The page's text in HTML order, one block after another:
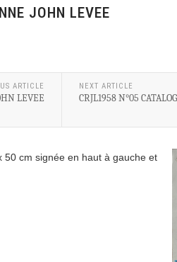
JOHN LEVEE
ARTICLE
LEVEE
NEXT ARTICLE
CRJL1958 N°05
50 cm signée en haut à gauche et